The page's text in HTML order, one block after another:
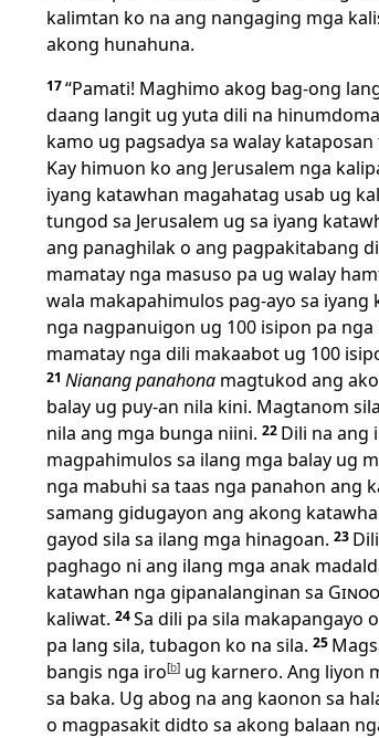
kalimtan ko na ang nangaging mga
akong hunahuna.
17“Pamati! Maghimo akog bag-ong
daang langit ug yuta dili na
kamo ug pagsadya sa walay
Kay himuon ko ang Jerusalem nga
iyang katawhan magahatag usab ug
tungod sa Jerusalem ug sa iyang
ang panaghilak o ang pagpakitabang
mamatay nga masuso pa ug walay
wala makapahimulos pag-ayo sa iyang
nga nagpanuigon ug 100 isipon pa
mamatay nga dili makaabot ug 100
21 Nianang panahona magtukod ang
balay ug puy-an nila kini. Magtanom
nila ang mga bunga niini. 22 Dili na ang
magpahimulos sa ilang mga balay ug
nga mabuhi sa taas nga panahon ang
samang gidugayon ang akong
gayod sila sa ilang mga hinagoan. 23
paghago ni ang ilang mga anak
katawhan nga gipanalanginan sa Ginoo
kaliwat. 24Sa dili pa sila makapangayo
pa lang sila, tubagon ko na sila. 25
bangis nga iro[b] ug karnero. Ang liyon
sa baka. Ug abog na ang kaonon sa
o magpasakit didto sa akong balaan